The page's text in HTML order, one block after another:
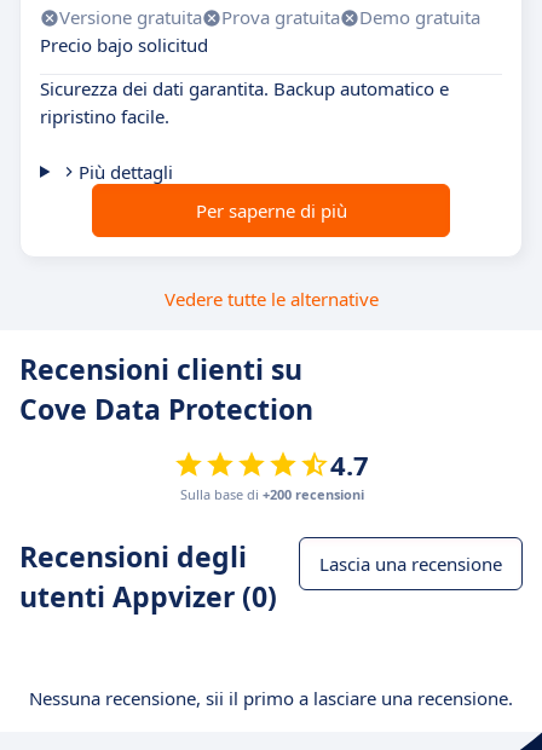
Versione gratuita Prova gratuita
Demo gratuita
Precio bajo solicitud
Sicurezza dei dati garantita. Backup automatico e
ripristino facile.
Più dettagli
Per saperne di più
Vedere tutte le alternative
Recensioni clienti su
Cove Data Protection
4.7
Sulla base di +200 recensioni
Recensioni degli
utenti Appvizer (0)
Lascia una recensione
Nessuna recensione, sii il primo a lasciare una recensione.